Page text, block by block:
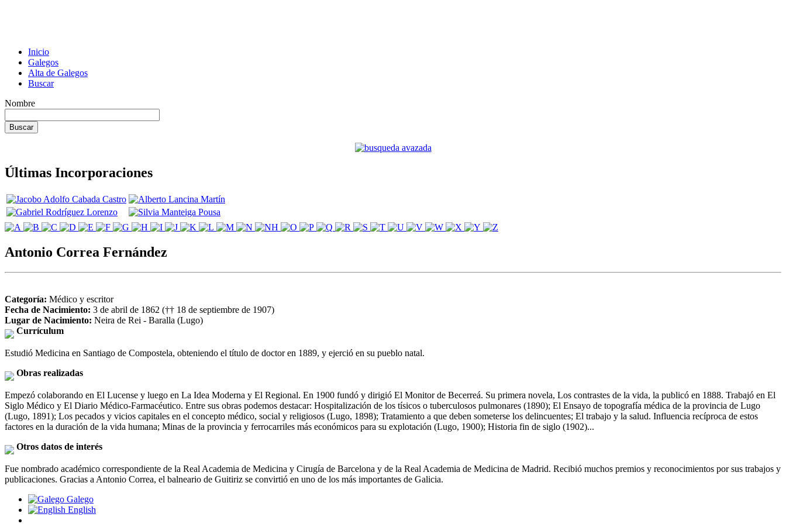
Inicio
Galegos
Alta de Galegos
Buscar
Nombre
Últimas Incorporaciones
Antonio Correa Fernández
Categoría: Médico y escritor
Fecha de Nacimiento: 3 de abril de 1862 (†† 18 de septiembre de 1907)
Lugar de Nacimiento: Neira de Rei - Baralla (Lugo)
Currículum
Estudió Medicina en Santiago de Compostela, obteniendo el título de doctor en 1889, y ejerció en su pueblo natal.
Obras realizadas
Empezó colaborando en El Lucense y luego en La Idea Moderna y El Regional. En 1900 fundó y dirigió El Monitor de Becerreá. Su primera novela, Los contrastes de la vida, la publicó en 1888. Trabajó en El
Siglo Médico y El Diario Médico-Farmacéutico. Entre sus obras podemos destacar: Hospitalización de los tísicos o tuberculosos pulmonares (1890); El Ensayo de topografía médica de la provincia de Lugo
(Lugo, 1891); Los pecados y vicios capitales en el concepto médico, social y religiosos (Lugo, 1898); Tratamiento a que deben someterse los delincuentes; El trabajo y la salud. Influencia recíproca de estos
factores en la duración de la vida humana; Minas de la provincia y ferrocarriles más económicos para su explotación (Lugo, 1900); Historia fin de siglo (1902)...
Otros datos de interés
Fue nombrado académico correspondiente de la Real Academia de Medicina y Cirugía de Barcelona y de la Real Academia de Medicina de Madrid. Recibió muchos premios y reconocimientos por sus trabajos y
publicaciones. Gracias a Antonio Correa, el balneario de Guitiriz se convirtió en uno de los más importantes de Galicia.
Galego
English